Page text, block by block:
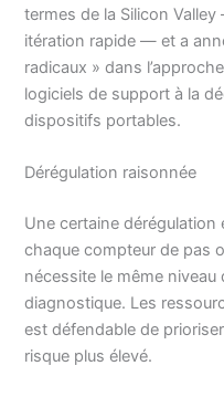
termes de la Silicon
itération rapide — et a
radicaux » dans
logiciels de support à la
dispositifs portables.
Dérégulation raisonnée
Une certaine dérégulation
chaque compteur de pas
nécessite le même niveau
diagnostique. Les
est défendable de
risque plus élevé.